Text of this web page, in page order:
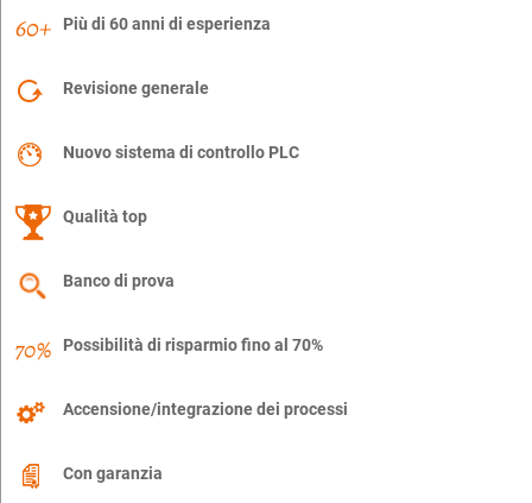
Più di 60 anni di esperienza
Revisione generale
Nuovo sistema di controllo PLC
Qualità top
Banco di prova
Possibilità di risparmio fino al 70%
Accensione/integrazione dei processi
Con garanzia